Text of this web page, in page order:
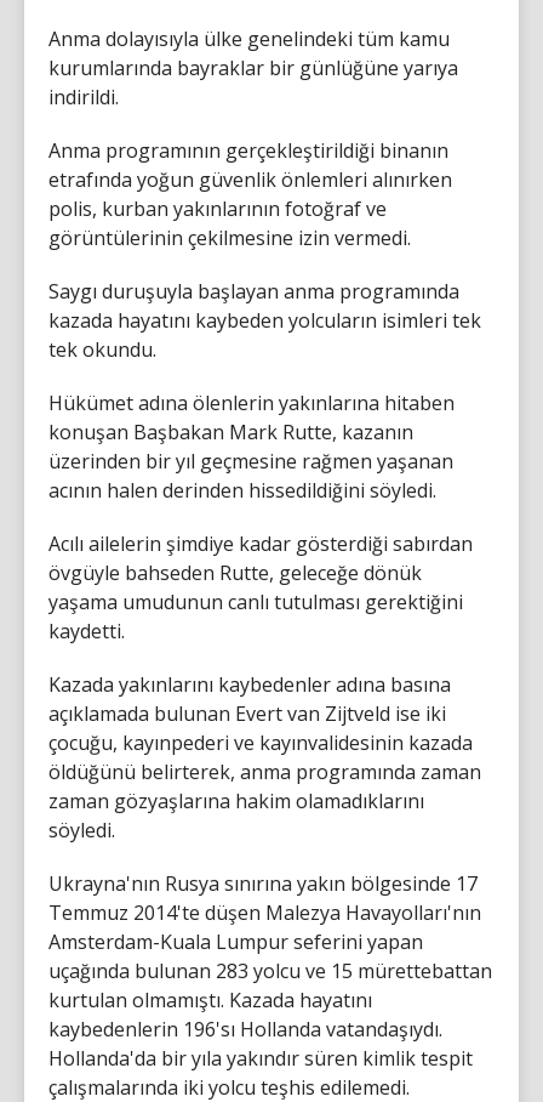
Anma dolayısıyla ülke genelindeki tüm kamu
kurumlarında bayraklar bir günlüğüne yarıya
indirildi.
Anma programının gerçekleştirildiği binanın
etrafında yoğun güvenlik önlemleri alınırken
polis, kurban yakınlarının fotoğraf ve
görüntülerinin çekilmesine izin vermedi.
Saygı duruşuyla başlayan anma programında
kazada hayatını kaybeden yolcuların isimleri tek
tek okundu.
Hükümet adına ölenlerin yakınlarına hitaben
konuşan Başbakan Mark Rutte, kazanın
üzerinden bir yıl geçmesine rağmen yaşanan
acının halen derinden hissedildiğini söyledi.
Acılı ailelerin şimdiye kadar gösterdiği sabırdan
övgüyle bahseden Rutte, geleceğe dönük
yaşama umudunun canlı tutulması gerektiğini
kaydetti.
Kazada yakınlarını kaybedenler adına basına
açıklamada bulunan Evert van Zijtveld ise iki
çocuğu, kayınpederi ve kayınvalidesinin kazada
öldüğünü belirterek, anma programında zaman
zaman gözyaşlarına hakim olamadıklarını
söyledi.
Ukrayna'nın Rusya sınırına yakın bölgesinde 17
Temmuz 2014'te düşen Malezya Havayolları'nın
Amsterdam-Kuala Lumpur seferini yapan
uçağında bulunan 283 yolcu ve 15 mürettebattan
kurtulan olmamıştı. Kazada hayatını
kaybedenlerin 196'sı Hollanda vatandaşıydı.
Hollanda'da bir yıla yakındır süren kimlik tespit
çalışmalarında iki yolcu teşhis edilemedi.